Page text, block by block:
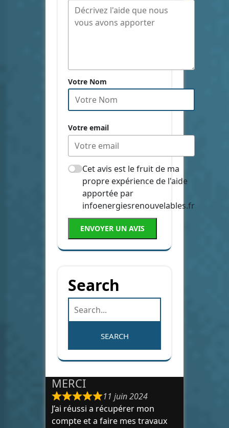
Votre Nom
Votre email
Cet avis est le fruit de ma
propre expérience de l'aide
apportée par
infoenergiesrenouvelables.fr
ENVOYER UN AVIS
Search
MERCI
11 juin 2024
J’ai réussi a récupérer mon
compte et a faire mes travaux